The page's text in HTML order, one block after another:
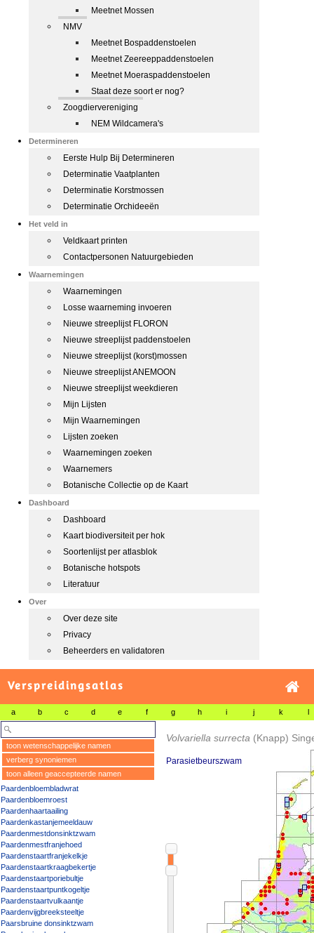
Meetnet Mossen
NMV
Meetnet Bospaddenstoelen
Meetnet Zeereeppaddenstoelen
Meetnet Moeraspaddenstoelen
Staat deze soort er nog?
Zoogdiervereniging
NEM Wildcamera's
Determineren
Eerste Hulp Bij Determineren
Determinatie Vaatplanten
Determinatie Korstmossen
Determinatie Orchideeën
Het veld in
Veldkaart printen
Contactpersonen Natuurgebieden
Waarnemingen
Waarnemingen
Losse waarneming invoeren
Nieuwe streeplijst FLORON
Nieuwe streeplijst paddenstoelen
Nieuwe streeplijst (korst)mossen
Nieuwe streeplijst ANEMOON
Nieuwe streeplijst weekdieren
Mijn Lijsten
Mijn Waarnemingen
Lijsten zoeken
Waarnemingen zoeken
Waarnemers
Botanische Collectie op de Kaart
Dashboard
Dashboard
Kaart biodiversiteit per hok
Soortenlijst per atlasblok
Botanische hotspots
Literatuur
Over
Over deze site
Privacy
Beheerders en validatoren
Verspreidingsatlas
a b c d e f g h i j k l
toon wetenschappelijke namen
verberg synoniemen
toon alleen geaccepteerde namen
Paardenbloembladwrat
Paardenbloemroest
Paardenhaartaailing
Paardenkastanjemeeldauw
Paardenmestdonsinktzwam
Paardenmestfranjehoed
Paardenstaartfranjekelkje
Paardenstaartkraagbekertje
Paardenstaartporiebultje
Paardenstaartpuntkogeltje
Paardenstaartvulkaantje
Paardenvijgbreeksteeltje
Paarsbruine donsinktzwam
Volvariella surrecta (Knapp)
Parasietbeurszwam